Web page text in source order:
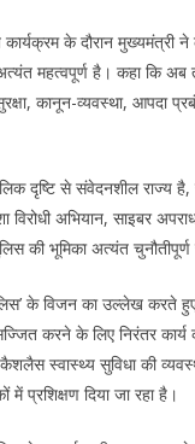
कार्यक्रम के दौरान
महत्वपूर्ण है। कहा कि
कानून-व्यवस्था, आपदा
दृष्टि से संवेदनशील
अभियान, साइबर
की भूमिका अत्यंत चुनौतीपूर्ण
पुलिस’ के विजन का उल्लेख
करने के लिए निरंतर कार्य
स्वास्थ्य सुविधा की
प्रशिक्षण दिया जा रहा है।